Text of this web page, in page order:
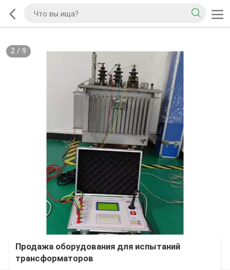
2/ 9
Продажа оборудования для испытаний
трансформаторов